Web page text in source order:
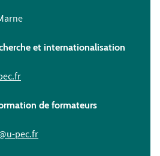
et internationalisation
de formateurs
pec.fr